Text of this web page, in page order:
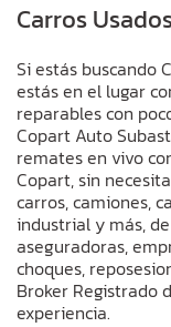
Carros
Si estás buscando
estás en el lugar
reparables con
Copart Auto
remates en vivo
Copart, sin
carros, camiones,
industrial y más,
aseguradoras,
choques,
Broker Registrado
experiencia.